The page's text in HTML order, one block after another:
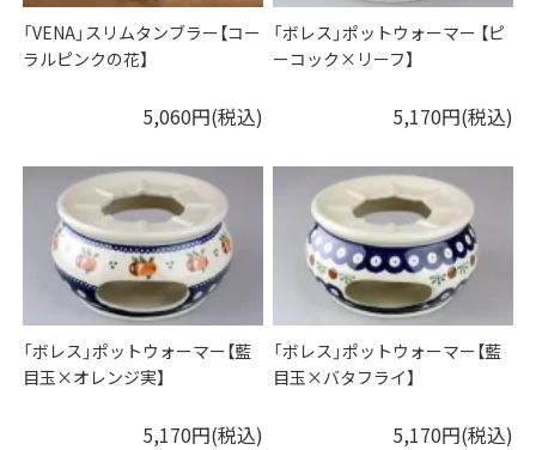
「VENA」スリムタンブラー【コー
ラルピンクの花】
5,060円(税込)
「ボレス」ポットウォーマー 【ピ
ーコック×リーフ】
5,170円(税込)
「ボレス」ポットウォーマー【藍
目玉×オレンジ実】
5,170円(税込)
「ボレス」ポットウォーマー【藍
目玉×バタフライ】
5,170円(税込)